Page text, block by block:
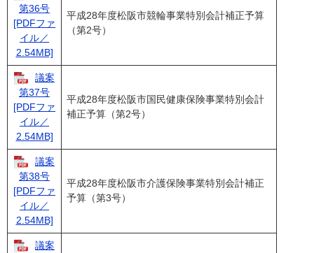
第36号
[PDFファ
イル／
2.54MB]
平成28年度松阪市競輪事業特別会計補正予算
（第2号）
議案
第37号
[PDFファ
イル／
2.54MB]
平成28年度松阪市国民健康保険事業特別会計
補正予算（第2号）
議案
第38号
[PDFファ
イル／
2.54MB]
平成28年度松阪市介護保険事業特別会計補正
予算（第3号）
議案